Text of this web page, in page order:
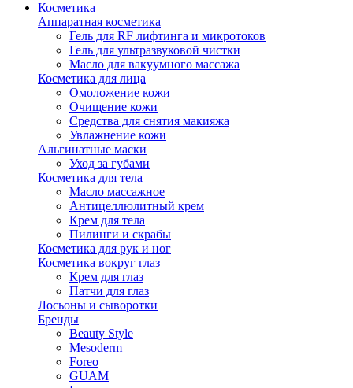
Косметика
Аппаратная косметика
Гель для RF лифтинга и микротоков
Гель для ультразвуковой чистки
Масло для вакуумного массажа
Косметика для лица
Омоложение кожи
Очищение кожи
Средства для снятия макияжа
Увлажнение кожи
Альгинатные маски
Уход за губами
Косметика для тела
Масло массажное
Антицеллюлитный крем
Крем для тела
Пилинги и скрабы
Косметика для рук и ног
Косметика вокруг глаз
Крем для глаз
Патчи для глаз
Лосьоны и сыворотки
Бренды
Beauty Style
Mesoderm
Foreo
GUAM